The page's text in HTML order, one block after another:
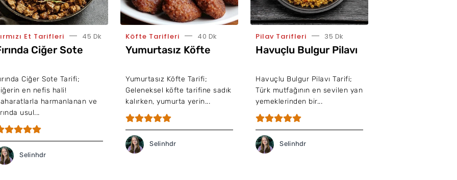
Et Tarifleri 45 Dk
Ciğer Sote
Ciğer Sote Tarifi;
en nefis hali!
harmanlanan ve
usul...
Selinhdr
Köfte Tarifleri 40 Dk
Yumurtasız Köfte
Yumurtasız Köfte Tarifi;
Geleneksel köfte tarifine sadık
kalırken, yumurta yerin...
Selinhdr
Pilav Tarifleri 35 Dk
Havuçlu Bulgur Pilavı
Havuçlu Bulgur Pilavı Tarifi;
Türk mutfağının en sevilen yan
yemeklerinden bir...
Selinhdr